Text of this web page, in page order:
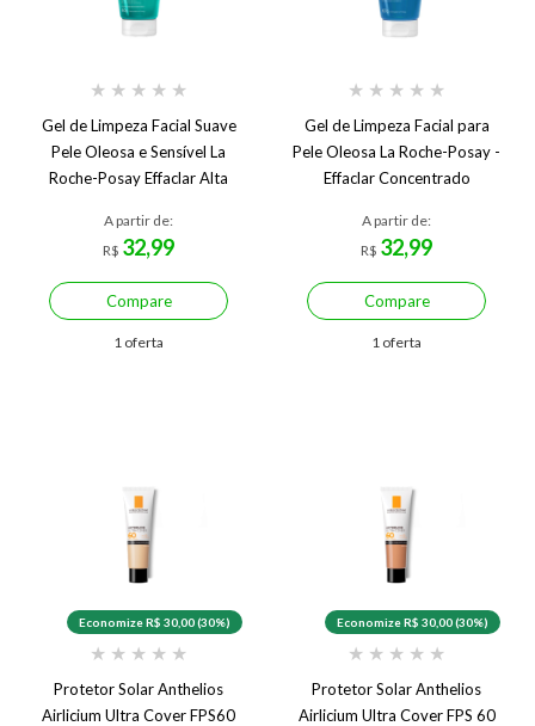
★ ★ ★ ★ ★
Gel de Limpeza Facial Suave
Pele Oleosa e Sensível La
Roche-Posay Effaclar Alta
A partir de:
R$ 32,99
Compare
1 oferta
★ ★ ★ ★ ★
Gel de Limpeza Facial para
Pele Oleosa La Roche-Posay -
Effaclar Concentrado
A partir de:
R$ 32,99
Compare
1 oferta
Economize R$ 30,00 (30%)
★ ★ ★ ★ ★
Protetor Solar Anthelios
Airlicium Ultra Cover FPS60
Economize R$ 30,00 (30%)
★ ★ ★ ★ ★
Protetor Solar Anthelios
Airlicium Ultra Cover FPS 60